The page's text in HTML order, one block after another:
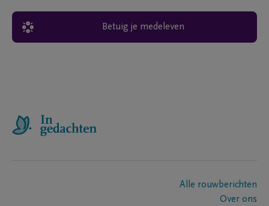
Betuig je medeleven
Alle rouwberichten
Over ons